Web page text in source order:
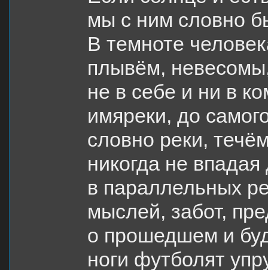
мы с ним словно
В темноте
плывём,
не в себе и ни в
имяреки, до
словно реки,
никогда не впадая
в параллельных
мыслей, забот,
о прошедшем и
ноги футболят